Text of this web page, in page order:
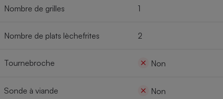
Nombre de grilles 1
Nombre de plats lèchefrites 2
Tournebroche Non
Sonde à viande Non